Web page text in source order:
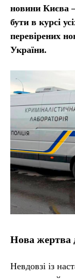
новини Києва
бути в курсі
перевірених
України.
Нова жертва
Невдовзі із